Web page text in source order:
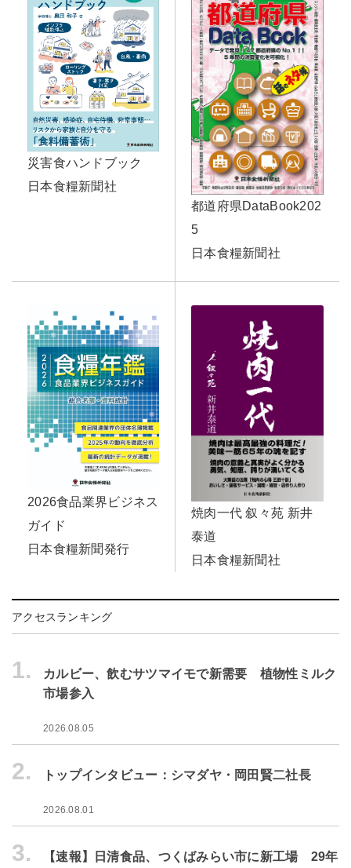
災害食ハンドブック
日本食糧新聞社
都道府県DataBook202
5
日本食糧新聞社
2026食品業界ビジネス
ガイド
日本食糧新聞発行
焼肉一代 叙々苑 新井
泰道
日本食糧新聞社
アクセスランキング
1.
カルビー、飲むサツマイモで新需要 植物性ミルク
市場参入
2026.08.05
2. トップインタビュー：シマダヤ・岡田賢二社長
2026.08.01
3.
【速報】日清食品、つくばみらい市に新工場 29年